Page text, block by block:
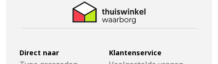
Direct naar Klantenservice